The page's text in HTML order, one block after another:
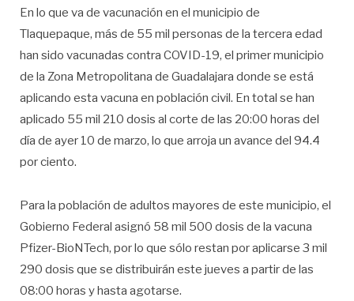
En lo que va de vacunación en el municipio de
Tlaquepaque, más de 55 mil personas de la tercera edad
han sido vacunadas contra COVID-19, el primer municipio
de la Zona Metropolitana de Guadalajara donde se está
aplicando esta vacuna en población civil. En total se han
aplicado 55 mil 210 dosis al corte de las 20:00 horas del
día de ayer 10 de marzo, lo que arroja un avance del 94.4
por ciento.
Para la población de adultos mayores de este municipio, el
Gobierno Federal asignó 58 mil 500 dosis de la vacuna
Pfizer-BioNTech, por lo que sólo restan por aplicarse 3 mil
290 dosis que se distribuirán este jueves a partir de las
08:00 horas y hasta agotarse.